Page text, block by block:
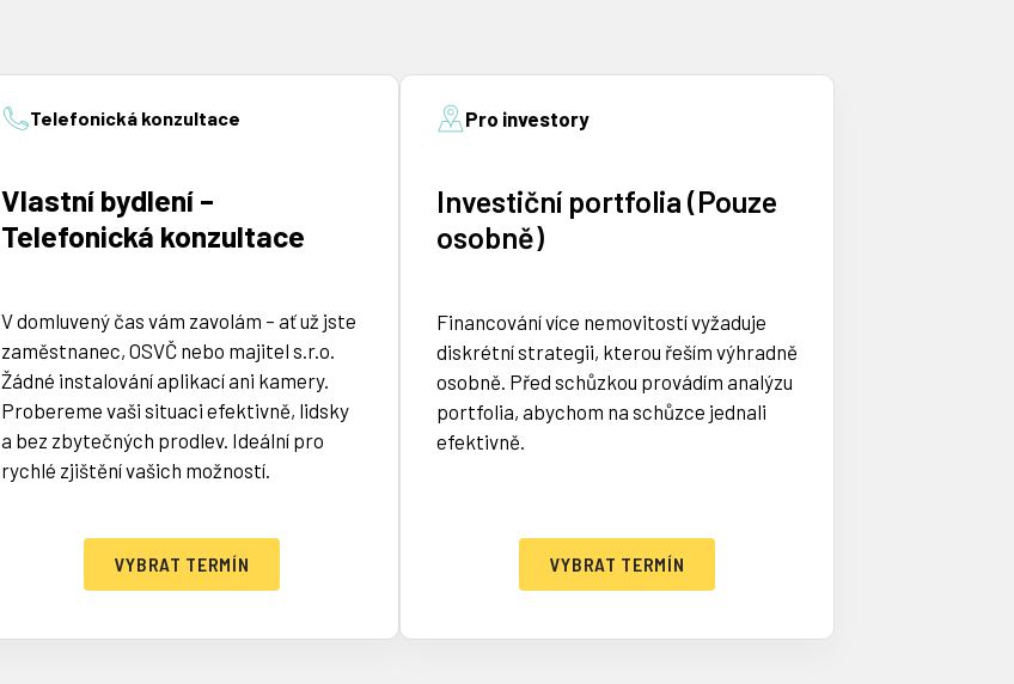
Telefonická konzultace
Vlastní bydlení –
Telefonická konzultace
V domluvený čas vám zavolám – ať už jste
zaměstnanec, OSVČ nebo majitel s.r.o.
Žádné instalování aplikací ani kamery.
Probereme vaši situaci efektivně, lidsky
a bez zbytečných prodlev. Ideální pro
rychlé zjištění vašich možností.
VYBRAT TERMÍN
Pro investory
Investiční portfolia (Pouze
osobně)
Financování více nemovitostí vyžaduje
diskrétní strategii, kterou řeším výhradně
osobně. Před schůzkou provádím analýzu
portfolia, abychom na schůzce jednali
efektivně.
VYBRAT TERMÍN